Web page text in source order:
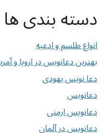
دسته بندی ها
انواع طلسم و ادعیه
بهترین دعانویس در اروپا و
دعا نویس یهودی
دعانویس
دعانویس ارمنی
دعانویس در آلمان